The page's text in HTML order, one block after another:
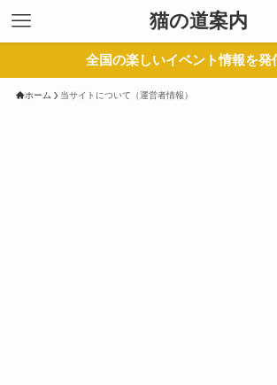
猫の道案内
全国の楽しいイベント情報を発
ホーム 当サイトについて（運営者情報）